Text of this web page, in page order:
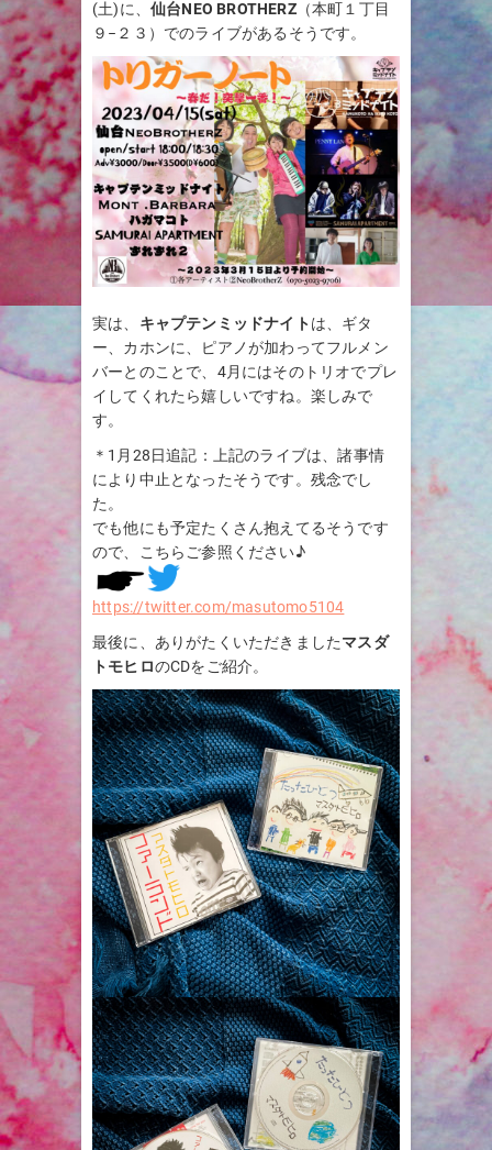
(土)に、 仙台NEO BROTHERZ（本町１丁目
９−２３）でのライブがあるそうです。
実は、 キャプテンミッドナイトは、ギタ
ー、カホンに、ピアノが加わってフルメン
バーとのことで、4月にはそのトリオでプレ
イしてくれたら嬉しいですね。楽しみで
す。
＊1月28日追記：上記のライブは、諸事情
により中止となったそうです。残念でし
た。
でも他にも予定たくさん抱えてるそうです
ので、こちらご参照ください♪
https://twitter.com/masutomo5104
最後に、ありがたくいただきましたマスダ
トモヒロのCDをご紹介。